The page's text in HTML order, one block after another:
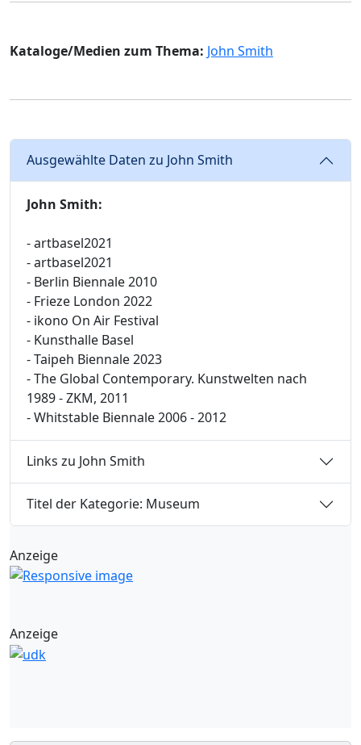
Kataloge/Medien zum Thema: John Smith
Ausgewählte Daten zu John Smith
John Smith:
- artbasel2021
- artbasel2021
- Berlin Biennale 2010
- Frieze London 2022
- ikono On Air Festival
- Kunsthalle Basel
- Taipeh Biennale 2023
- The Global Contemporary. Kunstwelten nach
1989 - ZKM, 2011
- Whitstable Biennale 2006 - 2012
Links zu John Smith
Titel der Kategorie: Museum
Anzeige
Anzeige